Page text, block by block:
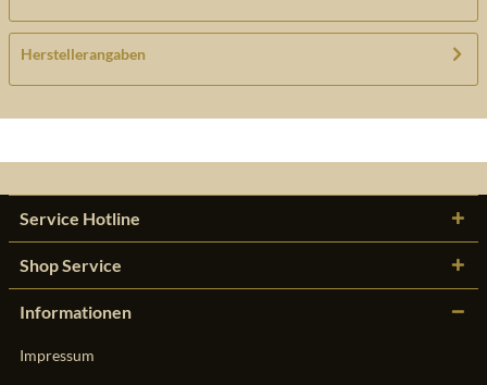
Herstellerangaben
Service Hotline
Shop Service
Informationen
Impressum